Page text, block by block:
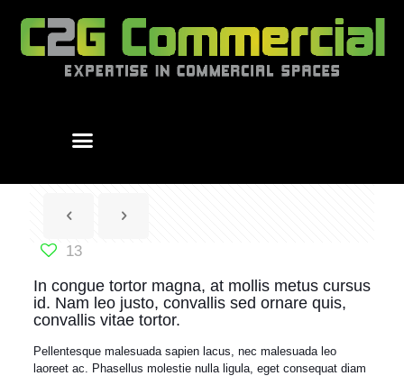
13
In congue tortor magna, at mollis metus cursus
id. Nam leo justo, convallis sed ornare quis,
convallis vitae tortor.
Pellentesque malesuada sapien lacus, nec malesuada leo
laoreet ac. Phasellus molestie nulla ligula, eget consequat diam